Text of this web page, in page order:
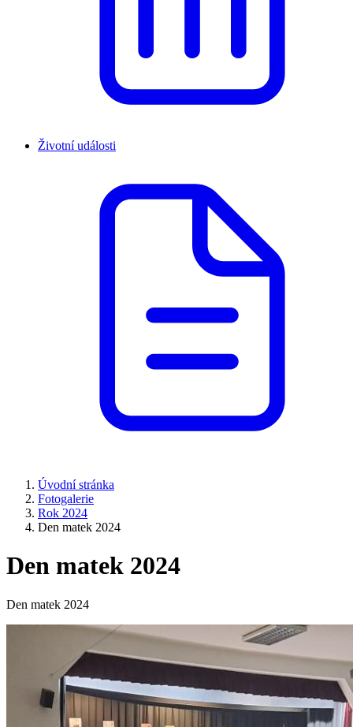
Životní události
Úvodní stránka
Fotogalerie
Rok 2024
Den matek 2024
Den matek 2024
Den matek 2024